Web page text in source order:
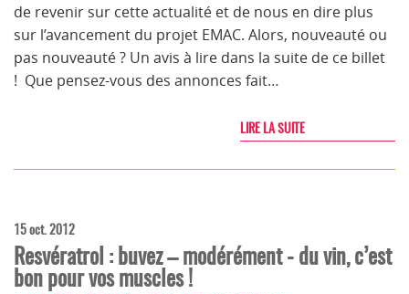
de revenir sur cette actualité et de nous en dire plus
sur l’avancement du projet EMAC. Alors, nouveauté ou
pas nouveauté ? Un avis à lire dans la suite de ce billet
! Que pensez-vous des annonces fait…
LIRE LA SUITE
15 oct. 2012
Resvératrol : buvez – modérément - du vin, c’est
bon pour vos muscles !